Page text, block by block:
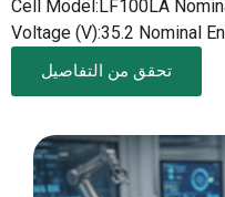
Cell Model:LF100LA
Voltage (V):35.2 Nominal
تحقق من التفاصيل